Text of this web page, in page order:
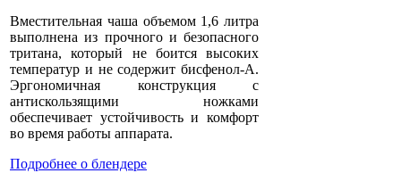
Вместительная чаша объемом 1,6 литра
выполнена из прочного и безопасного
тритана, который не боится высоких
температур и не содержит бисфенол-А.
Эргономичная конструкция с
антискользящими ножками
обеспечивает устойчивость и комфорт
во время работы аппарата.
Подробнее о блендере